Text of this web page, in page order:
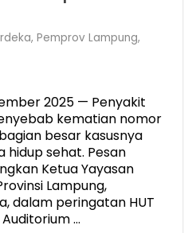
,Pemprov Lampung,
2025 — Penyakit
kematian nomor
besar kasusnya
hidup sehat. Pesan
Ketua Yayasan
Lampung,
dalam peringatan HUT
…